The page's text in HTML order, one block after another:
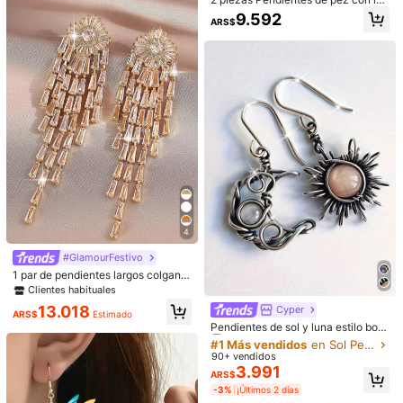
r***x
I loveitsomuch!Happyforthe productand thequality
Útil(0)
w***0 Tipo de Estilo: pendientes / Color: Amarillo / Talla: Unitalla
實品如圖無差，戴起來挺可愛
Útil(0)
Detalles Del Producto
Material:
Ver más
Duoduo Jewelry Store
4,87 180 Seguidores
4,87 180 Seguidores
4,87 180 Seguidores
4,87 180 Seguidores
180 Seguidores
seguidoHace 1 día
180 Seguidores
3.9K Vendido recientemente 302 Recompra
4
#GlamourFestivo
1 par de pendientes largos colgante
s de lujo con borla grande y CZ par
rillante, regalo de San Valentín, joy
Clientes habituales
ARS$13.018 Estimado
tejuelas y flecos coloridos, estilo de
playa
ARS$9.592
Cyper
Pendientes de sol y luna estilo boh
emio - Pendientes de gota de crista
l plateado - Regalo de joyería bohe
mia de moda
#1 Más vendidos
Clientes habituales
#1 Más vendidos
Clientes habituales
#1 Más vendidos
Clientes habituales
#1 Más vendidos en Sol Pendientes De Mujer
Clientes habituales
90+ vendidos
ARS$3.991
-3% ¡Últimos 2 días